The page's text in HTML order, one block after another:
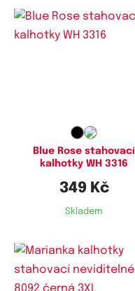
Blue Rose stahovací
kalhotky WH 3316
349 Kč
Skladem